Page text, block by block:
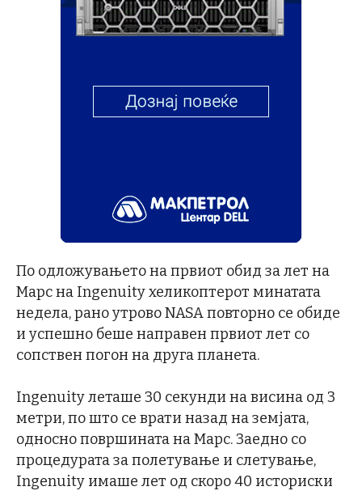
По одложувањето на првиот обид за лет на
Марс на Ingenuity хеликоптерот минатата
недела, рано утрово NASA повторно се обиде
и успешно беше направен првиот лет со
сопствен погон на друга планета.
Ingenuity леташе 30 секунди на висина од 3
метри, по што се врати назад на земјата,
односно површината на Марс. Заедно со
процедурата за полетување и слетување,
Ingenuity имаше лет од скоро 40 историски